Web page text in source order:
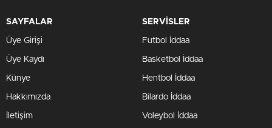
SAYFALAR
Üye Girişi
Üye Kaydı
Künye
Hakkımızda
İletişim
SERVİSLER
Futbol İddaa
Basketbol İddaa
Hentbol İddaa
Bilardo İddaa
Voleybol İddaa